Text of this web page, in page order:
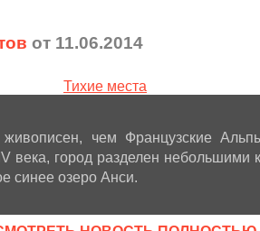
от 11.06.2014
чем Французские
века, город разделен небольшими
синее озеро Анси.